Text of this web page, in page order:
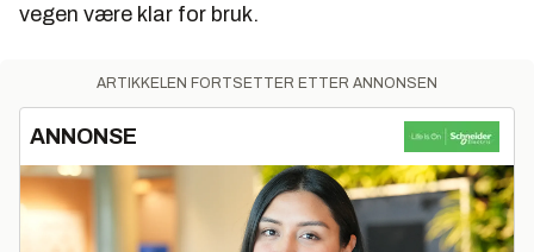
vegen være klar for bruk.
ARTIKKELEN FORTSETTER ETTER ANNONSEN
ANNONSE